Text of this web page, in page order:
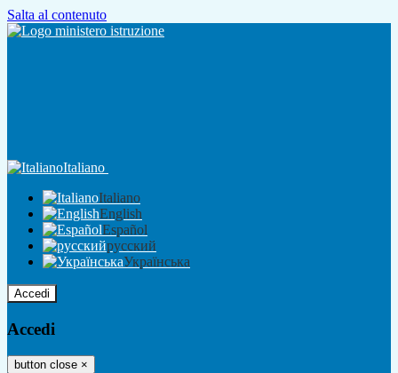
Salta al contenuto
Italiano
Italiano
English
Español
русский
Українська
Accedi
Accedi
button close ×